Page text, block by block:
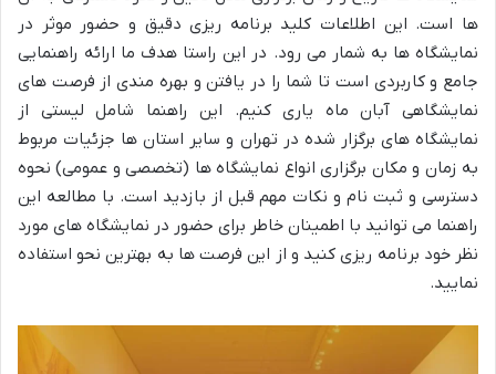
ها است. این اطلاعات کلید برنامه ریزی دقیق و حضور موثر در
نمایشگاه ها به شمار می رود. در این راستا هدف ما ارائه راهنمایی
جامع و کاربردی است تا شما را در یافتن و بهره مندی از فرصت های
نمایشگاهی آبان ماه یاری کنیم. این راهنما شامل لیستی از
نمایشگاه های برگزار شده در تهران و سایر استان ها جزئیات مربوط
به زمان و مکان برگزاری انواع نمایشگاه ها (تخصصی و عمومی) نحوه
دسترسی و ثبت نام و نکات مهم قبل از بازدید است. با مطالعه این
راهنما می توانید با اطمینان خاطر برای حضور در نمایشگاه های مورد
نظر خود برنامه ریزی کنید و از این فرصت ها به بهترین نحو استفاده
نمایید.